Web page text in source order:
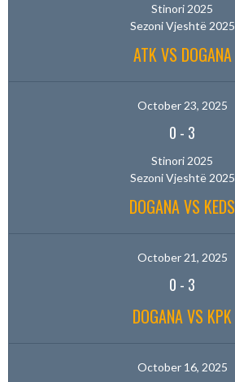
Stinori 2025
Sezoni Vjeshtë 2025
ATK VS DOGANA
October 23, 2025
0 - 3
Stinori 2025
Sezoni Vjeshtë 2025
DOGANA VS KEDS
October 21, 2025
0 - 3
DOGANA VS KPK
October 16, 2025